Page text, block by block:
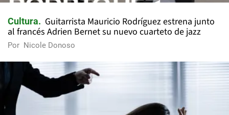
Cultura
Guitarrista Mauricio Rodríguez estrena junto
al francés Adrien Bernet su nuevo cuarteto de jazz
Por Nicole Donoso